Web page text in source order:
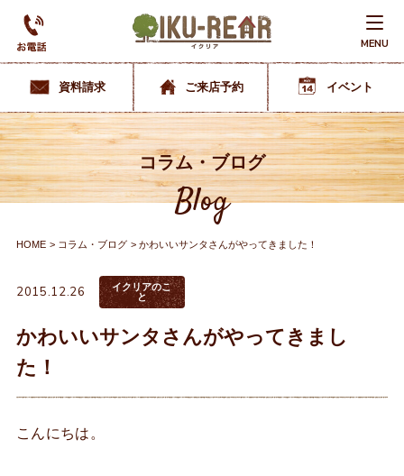
MENU
資料請求 ご来店予約 イベント
コラム・ブログ
Blog
HOME コラム・ブログ かわいいサンタさんがやってきました！
2015.12.26
イクリアのこ
と
かわいいサンタさんがやってきまし
た！
こんにちは。